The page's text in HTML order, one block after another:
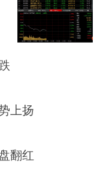
上扬
翻红